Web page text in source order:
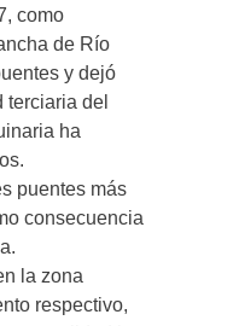
como
de Río
y dejó
terciaria del
ha
puentes más
consecuencia
la zona
respectivo,